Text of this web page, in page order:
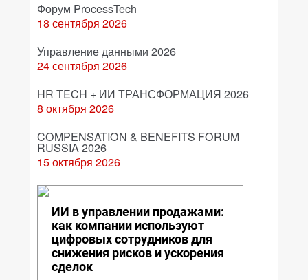
Форум ProcessTech
18 сентября 2026
Управление данными 2026
24 сентября 2026
HR TECH + ИИ ТРАНСФОРМАЦИЯ 2026
8 октября 2026
COMPENSATION & BENEFITS FORUM
RUSSIA 2026
15 октября 2026
ИИ в управлении продажами:
как компании используют
цифровых сотрудников для
снижения рисков и ускорения
сделок